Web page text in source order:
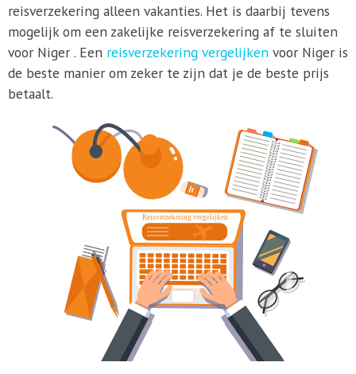
reisverzekering alleen vakanties. Het is daarbij tevens
mogelijk om een zakelijke reisverzekering af te sluiten
voor Niger . Een reisverzekering vergelijkenvoor Niger is
de beste manier om zeker te zijn dat je de beste prijs
betaalt.